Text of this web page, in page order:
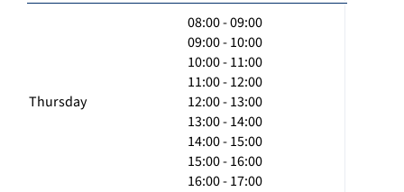
Thursday
08:00 - 09:00
09:00 - 10:00
10:00 - 11:00
11:00 - 12:00
12:00 - 13:00
13:00 - 14:00
14:00 - 15:00
15:00 - 16:00
16:00 - 17:00